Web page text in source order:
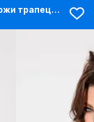
Демисезонное платье из эко-кожи трапеция с силуэтом